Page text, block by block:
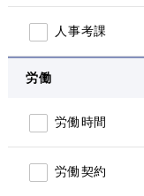
人事考課
労働
労働時間
労働契約